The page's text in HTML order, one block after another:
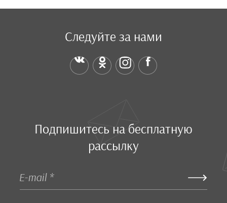
Следуйте за нами
Подпишитесь на бесплатную
рассылку